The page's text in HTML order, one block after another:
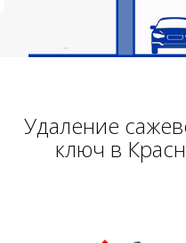
Удаление
ключ в